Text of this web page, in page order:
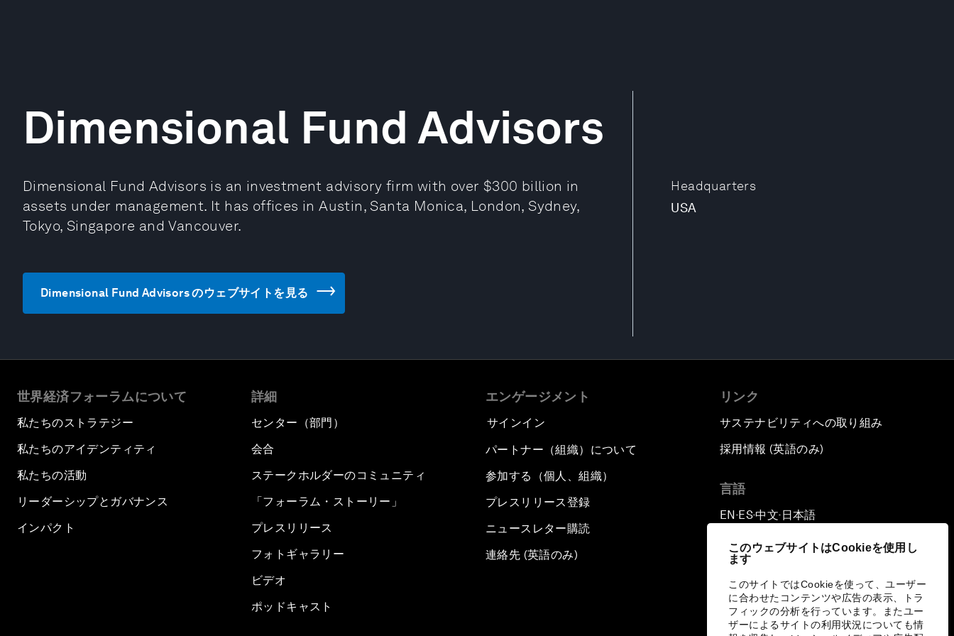
このウェブサイトはCookieを使用し
ます
このサイトではCookieを使って、ユーザー
に合わせたコンテンツや広告の表示、トラ
フィックの分析を行っています。またユー
ザーによるサイトの利用状況についても情
Headquarters
USA
Dimensional Fund Advisors
Dimensional Fund Advisors is an investment advisory firm with over $300 billion in
assets under management. It has offices in Austin, Santa Monica, London, Sydney,
Tokyo, Singapore and Vancouver.
Dimensional Fund Advisors のウェブサイトを見る
世界経済フォーラムについて
私たちのストラテジー
私たちのアイデンティティ
私たちの活動
リーダーシップとガバナンス
インパクト
詳細
センター（部門）
会合
ステークホルダーのコミュニティ
「フォーラム・ストーリー」
プレスリリース
フォトギャラリー
ビデオ
ポッドキャスト
エンゲージメント
サインイン
パートナー（組織）について
参加する（個人、組織）
プレスリリース登録
ニュースレター購読
連絡先 (英語のみ)
リンク
サステナビリティへの取り組み
採用情報 (英語のみ)
言語
EN ▪ES▪中文▪ 日本語